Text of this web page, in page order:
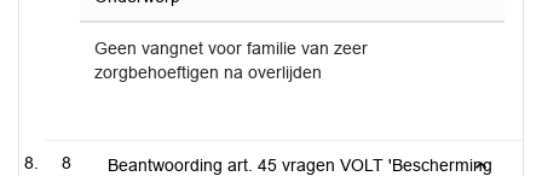
Geen vangnet voor familie van zeer
zorgbehoeftigen na overlijden
8
Beantwoording art. 45 vragen VOLT 'Bescherming